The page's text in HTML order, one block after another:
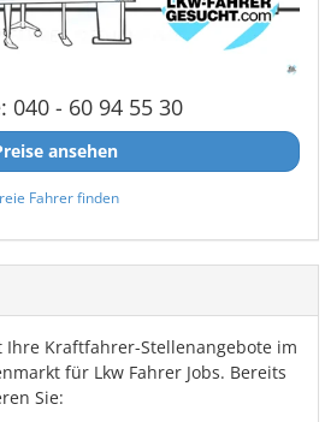
040 - 60 94 55 30
ansehen
Fahrer finden
Ihre Kraftfahrer-Stellenangebote im
für Lkw Fahrer Jobs. Bereits
Sie: